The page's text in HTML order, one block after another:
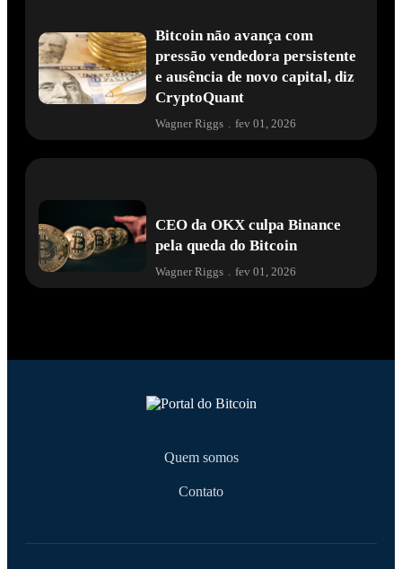
Bitcoin não avança com
pressão vendedora persistente
e ausência de novo capital, diz
CryptoQuant
Wagner Riggs . fev 01, 2026
CEO da OKX culpa Binance
pela queda do Bitcoin
Wagner Riggs fev 01, 2026
Quem somos
Contato